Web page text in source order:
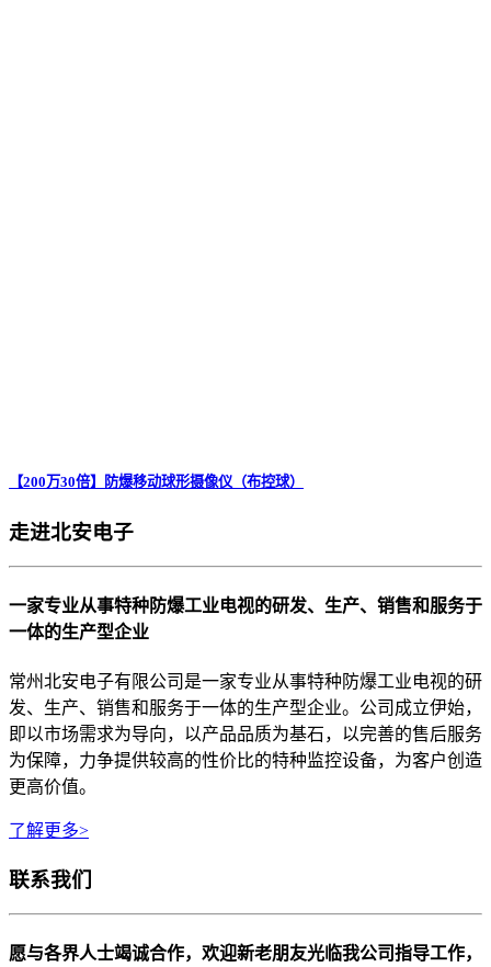
【200万30倍】防爆移动球形摄像仪（布控球）
走进北安电子
一家专业从事特种防爆工业电视的研发、生产、销售和服务于
一体的生产型企业
常州北安电子有限公司是一家专业从事特种防爆工业电视的研
发、生产、销售和服务于一体的生产型企业。公司成立伊始，
即以市场需求为导向，以产品品质为基石，以完善的售后服务
为保障，力争提供较高的性价比的特种监控设备，为客户创造
更高价值。
了解更多>
联系我们
愿与各界人士竭诚合作，欢迎新老朋友光临我公司指导工作，